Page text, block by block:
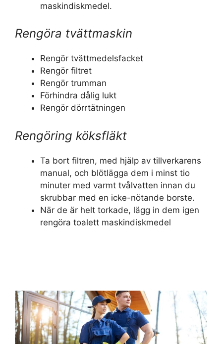
maskindiskmedel.
Rengöra tvättmaskin
Rengör tvättmedelsfacket
Rengör filtret
Rengör trumman
Förhindra dålig lukt
Rengör dörrtätningen
Rengöring köksfläkt
Ta bort filtren, med hjälp av tillverkarens
manual, och blötlägga dem i minst tio
minuter med varmt tvålvatten innan du
skrubbar med en icke-nötande borste.
När de är helt torkade, lägg in dem igen
rengöra toalett maskindiskmedel